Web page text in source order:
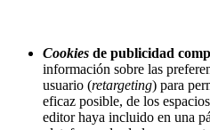
Cookies de publicidad
información sobre las
usuario (retargeting) para
eficaz posible, de los
editor haya incluido en una